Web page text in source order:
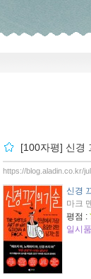
[100자평] 신경
https://blog.aladin.co.kr/
신경
마크
평점 :
일시